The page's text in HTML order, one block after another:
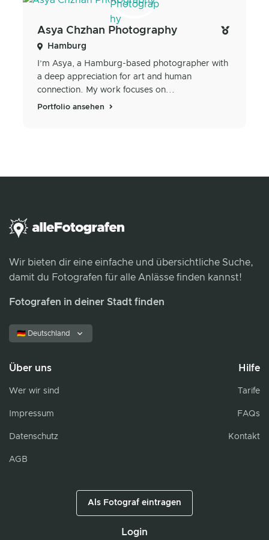
Asya Chzhan Photography
Hamburg
I’m Asya, a Hamburg-based photographer with
a deep appreciation for art and human
connection. My work focuses on...
Portfolio ansehen
Wir bieten dir eine einfache und übersichtliche Suche,
damit du Fotografen für alle Anlässe finden kannst!
Fotografen in deiner Stadt finden
🇩🇪 Deutschland
Über uns
Wer wir sind
Impressum
Datenschutz
AGB
Hilfe
Tarife
FAQs
Kontakt
Als Fotograf eintragen
Login